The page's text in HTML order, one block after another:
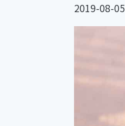
2019-08-05